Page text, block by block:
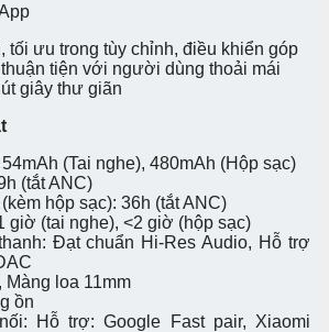
tối ưu trong tùy chỉnh, điều khiển góp
tiện với người dùng thoải mái
giây thư giãn
(Tai nghe), 480mAh (Hộp sạc)
(tắt ANC)
hộp sạc): 36h (tắt ANC)
giờ (tai nghe), <2 giờ (hộp sạc)
Đạt chuẩn Hi-Res Audio, Hỗ trợ
Màng loa 11mm
ồn
Hỗ trợ: Google Fast pair, Xiaomi